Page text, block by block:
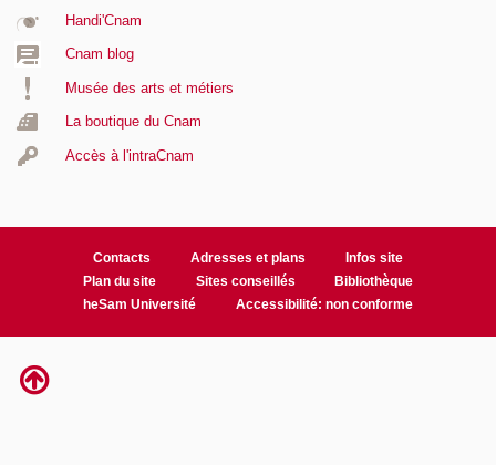
Handi'Cnam
Cnam blog
Musée des arts et métiers
La boutique du Cnam
Accès à l'intraCnam
Contacts Adresses et plans
Infos site
Plan du site
Sites conseillés
Bibliothèque
heSam Université
Accessibilité: non conforme